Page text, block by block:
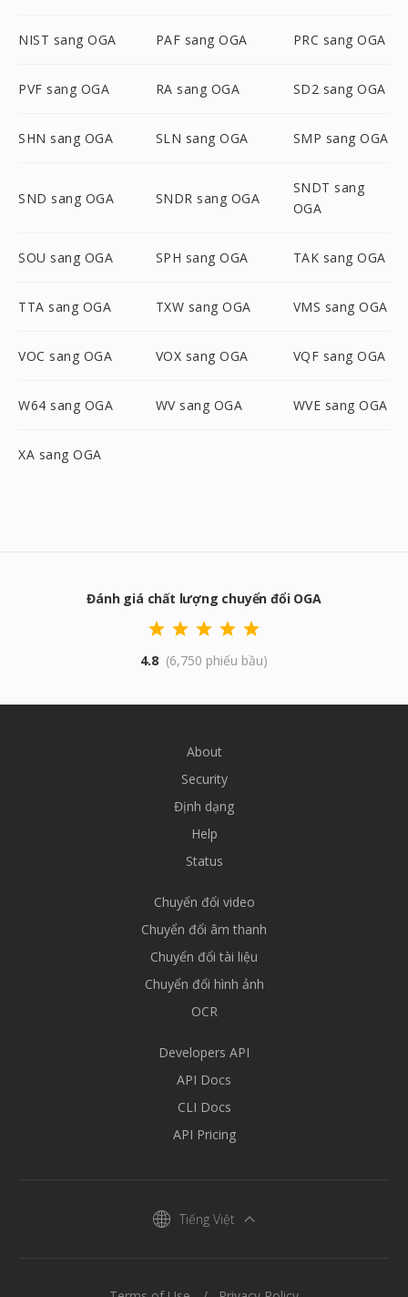
NIST sang OGA PAF sang OGA PRC sang OGA
PVF sang OGA RA sang OGA SD2 sang OGA
SHN sang OGA SLN sang OGA SMP sang OGA
SND sang OGA SNDR sang OGA
SNDT sang
OGA
SOU sang OGA SPH sang OGA TAK sang OGA
TTA sang OGA TXW sang OGA VMS sang OGA
VOC sang OGA VOX sang OGA VQF sang OGA
W64 sang OGA WV sang OGA WVE sang OGA
XA sang OGA
Đánh giá chất lượng chuyển đổi OGA
4.8 (6,750 phiếu bầu)
About
Security
Định dạng
Help
Status
Chuyển đổi video
Chuyển đổi âm thanh
Chuyển đổi tài liệu
Chuyển đổi hình ảnh
OCR
Developers API
API Docs
CLI Docs
API Pricing
Tiếng Việt